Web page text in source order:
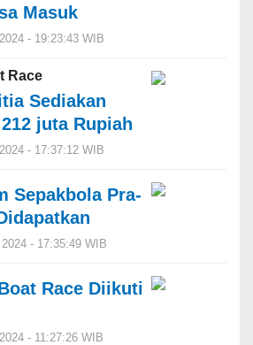
Masuk
- 19:23:43 WIB
Race
Sediakan
juta Rupiah
- 17:37:12 WIB
Sepakbola Pra-
- 17:35:49 WIB
Race Diikuti
- 11:27:26 WIB